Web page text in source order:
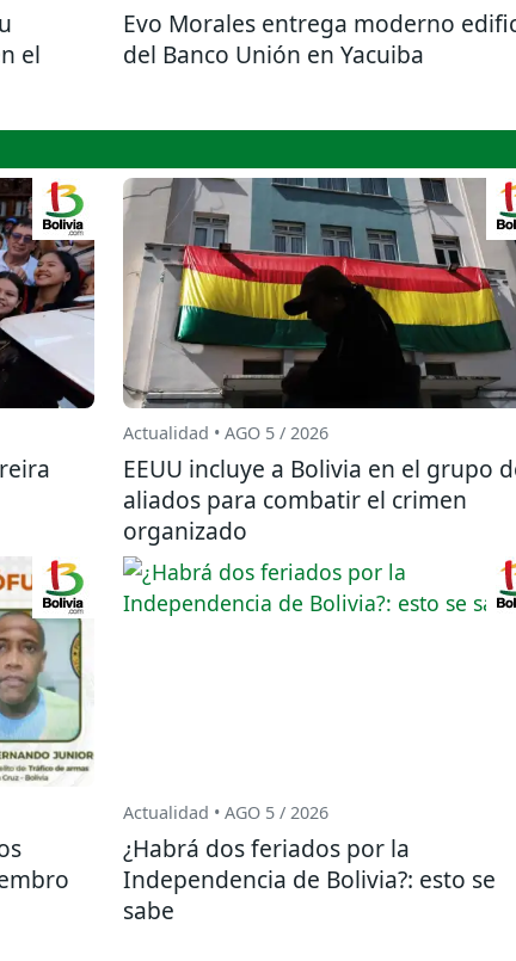
el
Evo Morales entrega moderno
del Banco Unión en Yacuiba
Actualidad • AGO 5 / 2026
EEUU incluye a Bolivia en el grupo
aliados para combatir el crimen
organizado
Actualidad • AGO 5 / 2026
¿Habrá dos feriados por la
Independencia de Bolivia?: esto se
sabe